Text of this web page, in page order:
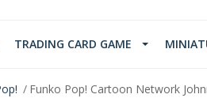
TRADING CARD GAME
Funko Pop! Cartoon Network